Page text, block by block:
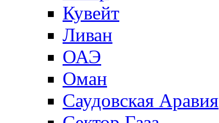
Кувейт
Ливан
ОАЭ
Оман
Саудовская Аравия